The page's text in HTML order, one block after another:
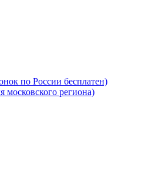
по России бесплатен)
московского региона)